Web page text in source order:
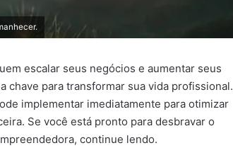
escalar seus negócios e aumentar seus
chave para transformar sua vida profissional.
implementar imediatamente para otimizar
Se você está pronto para desbravar o
continue lendo.